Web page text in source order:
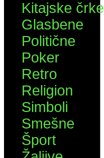
Kitajske črke
Glasbene
Politične
Poker
Retro
Religion
Simboli
Smešne
Šport